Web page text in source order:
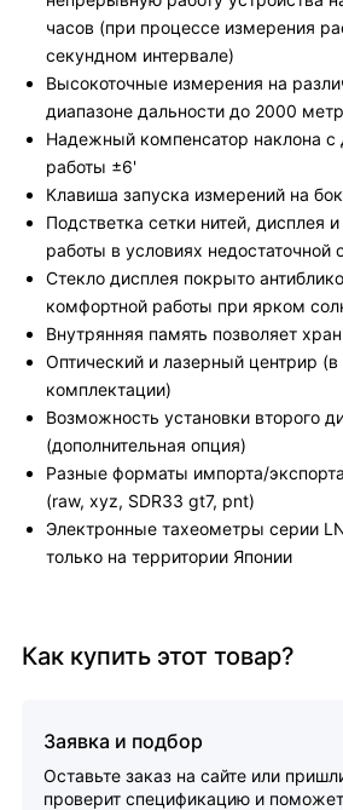
часов (при процессе измерения
секундном интервале)
Высокоточные измерения на
диапазоне дальности до 2000
Надежный компенсатор наклона с
работы ±6'
Клавиша запуска измерений на
Подстветка сетки нитей, дисплея
работы в условиях недостаточной
Стекло дисплея покрыто
комфортной работы при ярком
Внутрянняя память позволяет
Оптический и лазерный центрир (в
комплектации)
Возможность установки второго
(дополнительная опция)
Разные форматы импорта/
(raw, xyz, SDR33 gt7, pnt)
Электронные тахеометры серии
только на территории Японии
Как купить этот товар?
Заявка и подбор
Оставьте заказ на сайте или
проверит спецификацию и